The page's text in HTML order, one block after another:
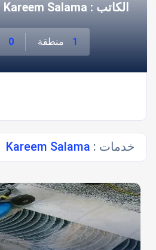
الكاتب : Kareem Salama
1 منطقة 0
خدمات : Kareem Salama